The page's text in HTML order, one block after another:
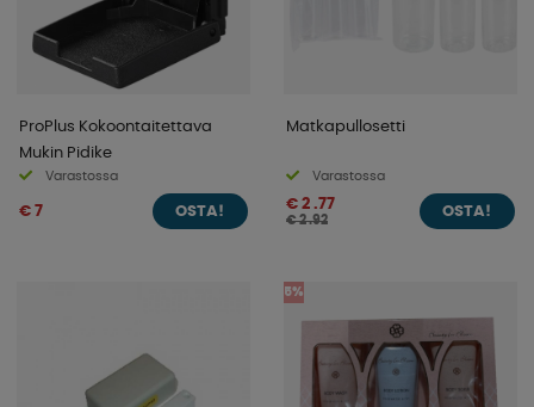
ProPlus Kokoontaitettava
Mukin Pidike
Varastossa
€ 7 OSTA!
Matkapullosetti
Varastossa
€ 2 .77
€ 2 .92
OSTA!
5%